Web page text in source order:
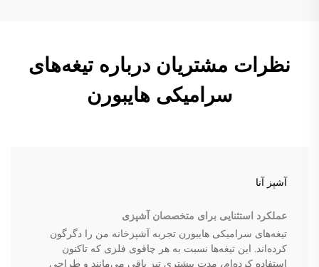
نظرات مشتریان درباره تیغه‌های
سرامیکی هایبورن
آشپز آنا
عملکرد استثنایی برای متخصصان آشپزی
تیغه‌های سرامیکی هایبورن تجربه آشپزخانه من را دگرگون
کرده‌اند. این تیغه‌ها نسبت به هر چاقوی فلزی که تاکنون
استفاده کرده‌ام، مدت بیشتری تیز باقی می‌مانند و طراحی